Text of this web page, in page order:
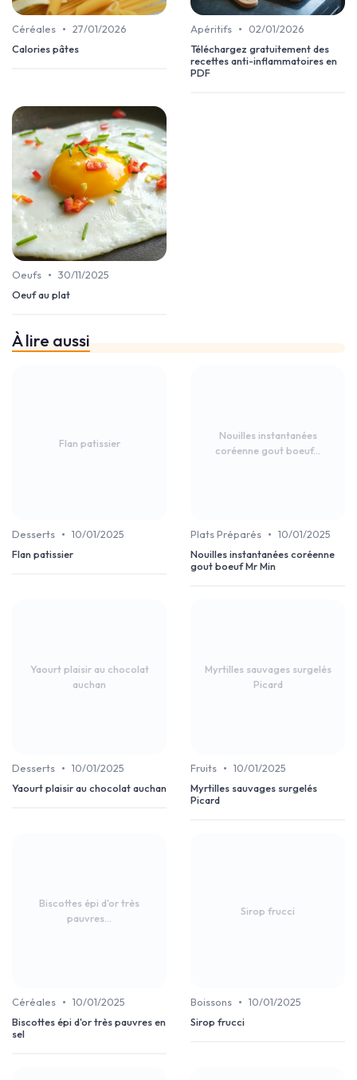
Céréales • 27/01/2026
Calories pâtes
Apéritifs •
02/01/2026
Téléchargez gratuitement des
recettes anti-inflammatoires en
PDF
Oeufs • 30/11/2025
Oeuf au plat
À lire aussi
Flan patissier
Desserts • 10/01/2025
Flan patissier
Nouilles instantanées
coréenne gout boeuf...
Plats Préparés • 10/01/2025
Nouilles instantanées coréenne
gout boeuf Mr Min
Yaourt plaisir au chocolat
auchan
Desserts • 10/01/2025
Yaourt plaisir au chocolat auchan
Myrtilles sauvages surgelés
Picard
Fruits • 10/01/2025
Myrtilles sauvages surgelés
Picard
Biscottes épi d'or très
pauvres...
Céréales • 10/01/2025
Biscottes épi d'or très pauvres en
sel
Sirop frucci
Boissons • 10/01/2025
Sirop frucci